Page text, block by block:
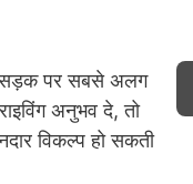
सड़क पर सबसे अलग
अनुभव दे, तो
विकल्प हो सकती